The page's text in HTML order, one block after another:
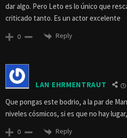
dar algo. Pero Leto es lo único que
criticado tanto. Es un actor excelente
0 Reply
LAN EHRMENTRAUT
Que pongas este bodrio, a la par de
niveles cósmicos, si es que no hay
0 Reply